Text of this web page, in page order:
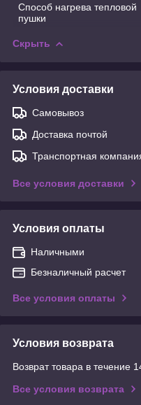
Способ нагрева тепловой
пушки
Скрыть
Условия доставки
Самовывоз
Доставка почтой
Транспортная
Все условия доставки
Условия оплаты
Наличными
Безналичный расчет
Все условия оплаты
Условия возврата
Возврат товара в течение
Все условия возврата